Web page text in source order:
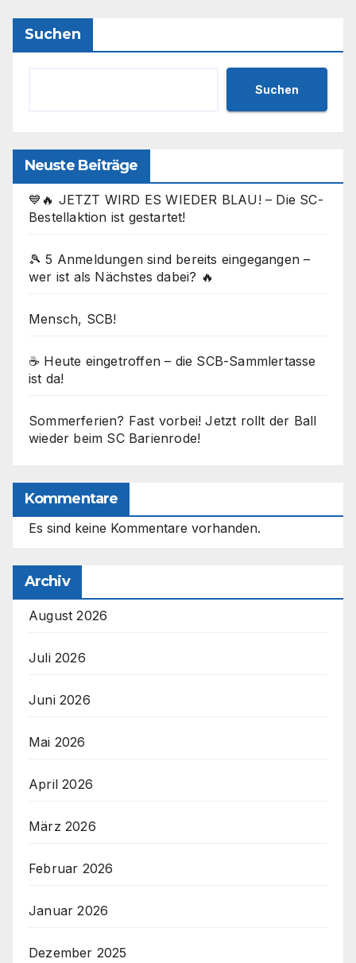
Suchen
Suchen
Neuste Beiträge
💙🔥 JETZT WIRD ES WIEDER BLAU! – Die SC-
Bestellaktion ist gestartet!
🎾 5 Anmeldungen sind bereits eingegangen –
wer ist als Nächstes dabei? 🔥
Mensch, SCB!
☕ Heute eingetroffen – die SCB-Sammlertasse
ist da!
Sommerferien? Fast vorbei! Jetzt rollt der Ball
wieder beim SC Barienrode!
Kommentare
Es sind keine Kommentare vorhanden.
Archiv
August 2026
Juli 2026
Juni 2026
Mai 2026
April 2026
März 2026
Februar 2026
Januar 2026
Dezember 2025